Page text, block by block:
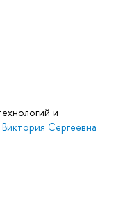
и
Сергеевна